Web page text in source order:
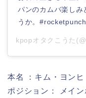
パンのカムバ楽しみ
うか。
本名 ：キム・ヨンヒ
ポジション： メイ